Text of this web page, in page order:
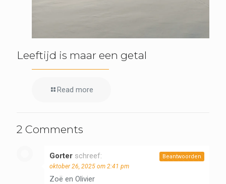
Leeftijd is maar een getal
Read more
2 Comments
Gorter schreef:
oktober 26, 2025 om 2:41 pm
Zoë en Olivier
Beantwoorden